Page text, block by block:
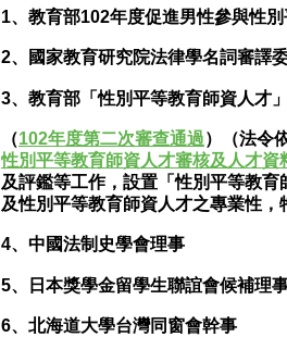
1、教育部102年度促進男性參與性
2、國家教育研究院法律學名詞審譯
3、教育部「性別平等教育師資人才
（102年度第二次審查通過）（法令
性別平等教育師資人才審核及人才資
及評鑑等工作，設置「性別平等教
及性別平等教育師資人才之專業性，
4、中國法制史學會理事
5、日本獎學金留學生聯誼會候補理
6、北海道大學台灣同窗會幹事